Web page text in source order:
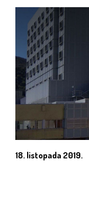
18. listopada 2019.